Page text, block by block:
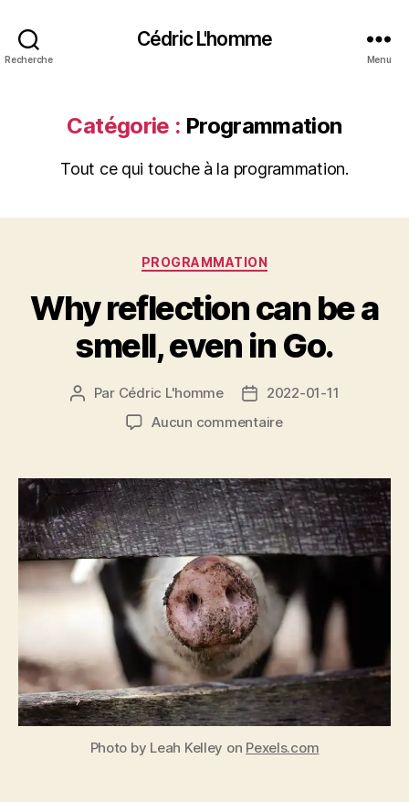
Recherche
Cédric L'homme
Menu
Catégorie : Programmation
Tout ce qui touche à la programmation.
Catégories
PROGRAMMATION
Why reflection can be a
smell, even in Go.
Auteur
Par Cédric L'homme
Date2022-01-11
Aucun commentairesur
can
be
a
smell,
even
Go.
Photo by Leah Kelley on Pexels.com